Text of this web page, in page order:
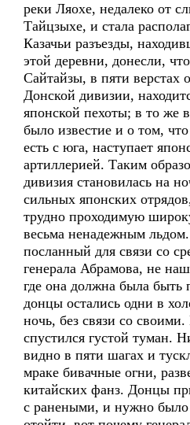
реки Ляохе, недалеко от
Тайцзыхе, и стала
Казачьи разъезды,
этой деревни, донесли,
Сайтайзы, в пяти верстах
Донской дивизии,
японской пехоты; в то же
было известие и о том,
есть с юга, наступает
артиллерией. Таким
дивизия становилась на
сильных японских
трудно проходимую
весьма ненадежным
посланный для связи со
генерала Абрамова, не
где она должна была быть
донцы остались одни в
ночь, без связи со
спустился густой туман.
видно в пяти шагах и
мраке бивачные огни,
китайских фанз. Донцы
с ранеными, и нужно было